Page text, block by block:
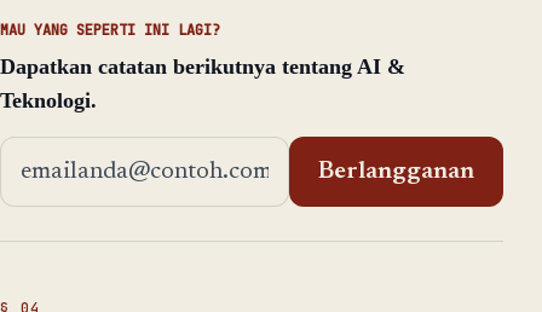
MAU YANG SEPERTI INI LAGI?
Dapatkan catatan berikutnya tentang AI &
Teknologi.
Alamat email
Berlangganan